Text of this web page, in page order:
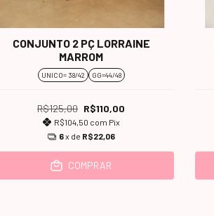
CONJUNTO 2 PÇ LORRAINE
MARROM
UNICO= 38/42 GG=44/48
R$125,00 R$110,00
R$104,50 com Pix
6x de R$22,06
COMPRAR